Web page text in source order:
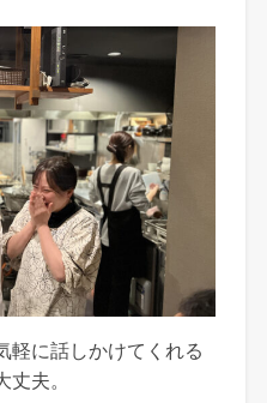
軽に話しかけてくれる
夫。